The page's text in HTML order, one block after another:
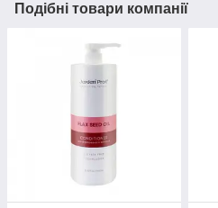
Подібні товари компанії